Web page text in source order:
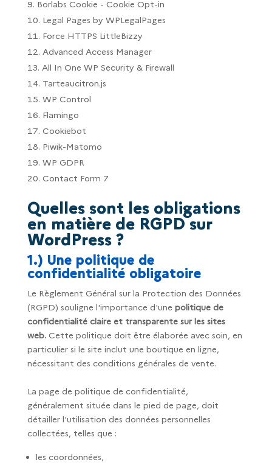
Borlabs Cookie - Cookie Opt-in
Legal Pages by WPLegalPages
Force HTTPS LittleBizzy
Advanced Access Manager
All In One WP Security & Firewall
Tarteaucitron.js
WP Control
Flamingo
Cookiebot
Piwik-Matomo
WP GDPR
Contact Form 7
Quelles sont les obligations
en matière de RGPD sur
WordPress ?
1.) Une politique de
confidentialité obligatoire
Le Règlement Général sur la Protection des Données
(RGPD) souligne l'importance d'une politique de
confidentialité claire et transparente sur les sites
web. Cette politique doit être élaborée avec soin, en
particulier si le site inclut une boutique en ligne,
nécessitant des conditions générales de vente.
La page de politique de confidentialité,
généralement située dans le pied de page, doit
détailler l'utilisation des données personnelles
collectées, telles que :
les coordonnées,